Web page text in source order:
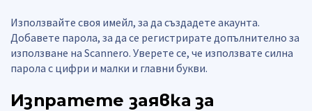
Използвайте своя имейл, за да създадете акаунта.
Добавете парола, за да се регистрирате допълнително за
използване на Scannero. Уверете се, че използвате силна
парола с цифри и малки и главни букви.
Изпратете заявка за